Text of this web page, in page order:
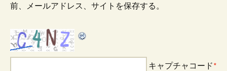
前、メールアドレス、サイトを保存する。
キャプチャコード*